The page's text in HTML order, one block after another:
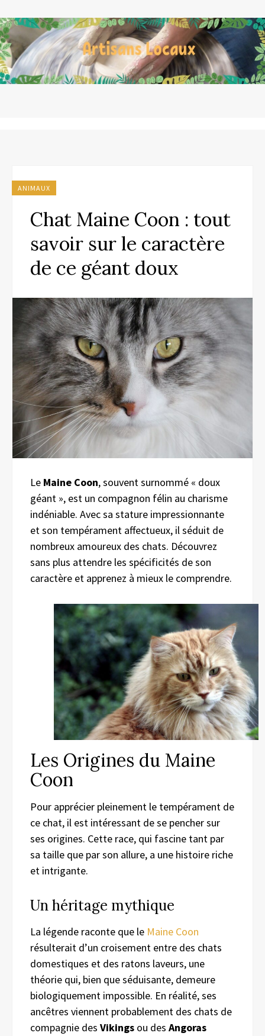
ANIMAUX
Chat Maine Coon : tout
savoir sur le caractère
de ce géant doux
Le Maine Coon, souvent surnommé « doux
géant », est un compagnon félin au charisme
indéniable. Avec sa stature impressionnante
et son tempérament affectueux, il séduit de
nombreux amoureux des chats. Découvrez
sans plus attendre les spécificités de son
caractère et apprenez à mieux le comprendre.
Les Origines du Maine
Coon
Pour apprécier pleinement le tempérament de
ce chat, il est intéressant de se pencher sur
ses origines. Cette race, qui fascine tant par
sa taille que par son allure, a une histoire riche
et intrigante.
Un héritage mythique
La légende raconte que le Maine Coon
résulterait d’un croisement entre des chats
domestiques et des ratons laveurs, une
théorie qui, bien que séduisante, demeure
biologiquement impossible. En réalité, ses
ancêtres viennent probablement des chats de
compagnie des Vikings ou des Angoras